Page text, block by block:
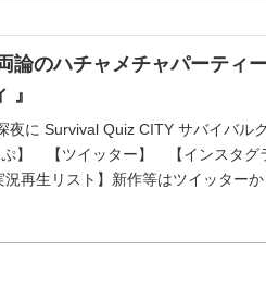
論のハチャメチャパーティ
』
夜に Survival Quiz CITY サバイバル
ぷ】 【ツイッター】 【インスタ
再生リスト】新作等はツイッターか